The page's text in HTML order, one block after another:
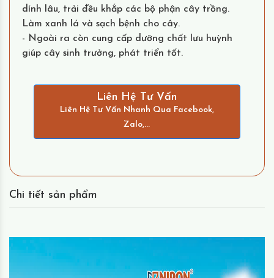
dính lâu, trải đều khắp các bộ phận cây trồng.
Làm xanh lá và sạch bệnh cho cây.
- Ngoài ra còn cung cấp dưỡng chất lưu huỳnh
giúp cây sinh trưởng, phát triển tốt.
Liên Hệ Tư Vấn
Liên Hệ Tư Vấn Nhanh Qua Facebook,
Zalo,...
Chi tiết sản phẩm